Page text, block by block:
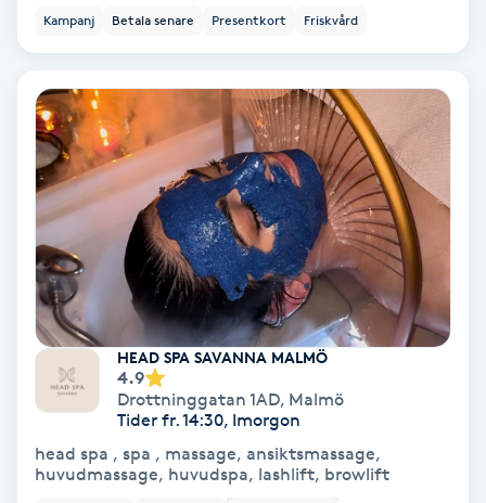
Samtalsterapi
Shiatsu
Singelfransar
Sjukgymnastik
Skalpmassage
Skinbooster
Kampanj Betala senare Presentkort Friskvård
HEAD SPA SAVANNA MALMÖ
4.9
Drottninggatan 1AD, Malmö
Tider fr. 14:30, Imorgon
head spa , spa , massage, ansiktsmassage,
huvudmassage, huvudspa, lashlift, browlift